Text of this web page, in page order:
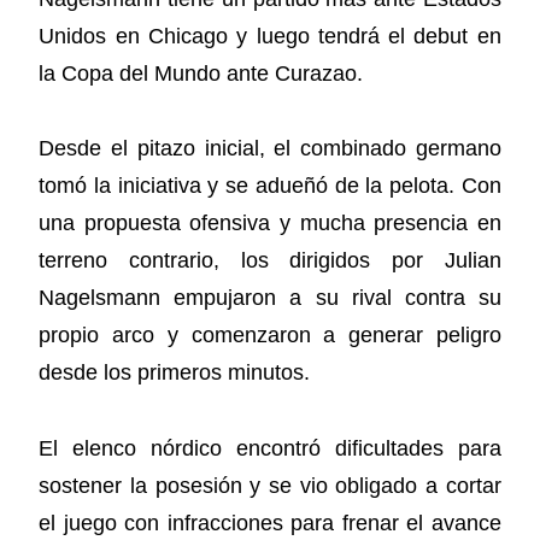
Unidos en Chicago y luego tendrá el debut en
la Copa del Mundo ante Curazao.
Desde el pitazo inicial, el combinado germano
tomó la iniciativa y se adueñó de la pelota. Con
una propuesta ofensiva y mucha presencia en
terreno contrario, los dirigidos por Julian
Nagelsmann empujaron a su rival contra su
propio arco y comenzaron a generar peligro
desde los primeros minutos.
El elenco nórdico encontró dificultades para
sostener la posesión y se vio obligado a cortar
el juego con infracciones para frenar el avance